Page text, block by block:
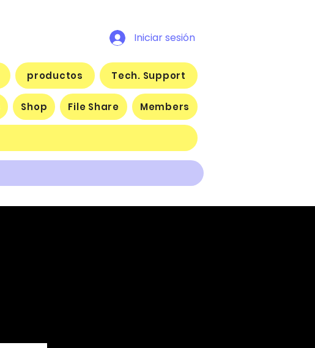
Iniciar sesión
productos Tech. Support
Shop File Share Members